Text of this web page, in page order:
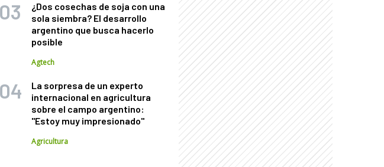
¿Dos cosechas de soja con una
sola siembra? El desarrollo
argentino que busca hacerlo
posible
Agtech
La sorpresa de un experto
internacional en agricultura
sobre el campo argentino:
"Estoy muy impresionado"
Agricultura